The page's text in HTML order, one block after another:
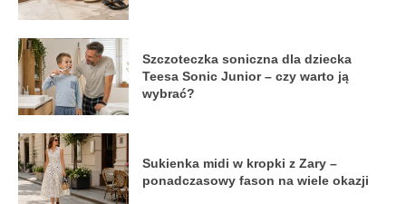
Szczoteczka soniczna dla dziecka
Teesa Sonic Junior – czy warto ją
wybrać?
Sukienka midi w kropki z Zary –
ponadczasowy fason na wiele okazji